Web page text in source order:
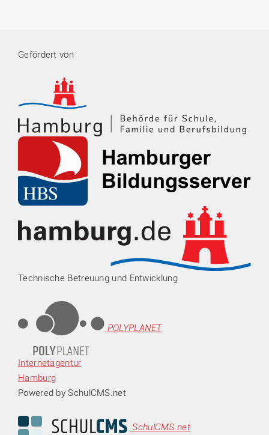
Gefördert von
Technische Betreuung und Entwicklung
POLYPLANET
Internetagentur
Hamburg
Powered by SchulCMS.net
SchulCMS.net